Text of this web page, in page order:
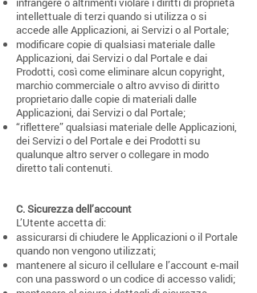
intellettuale di terzi quando si utilizza o si
accede alle Applicazioni, ai Servizi o al Portale;
modificare copie di qualsiasi materiale dalle
Applicazioni, dai Servizi o dal Portale e dai
Prodotti, così come eliminare alcun copyright,
marchio commerciale o altro avviso di diritto
proprietario dalle copie di materiali dalle
Applicazioni, dai Servizi o dal Portale;
“riflettere” qualsiasi materiale delle Applicazioni,
dei Servizi o del Portale e dei Prodotti su
qualunque altro server o collegare in modo
diretto tali contenuti.
C.Sicurezza dell’account
L’Utente accetta di:
assicurarsi di chiudere le Applicazioni o il Portale
quando non vengono utilizzati;
mantenere al sicuro il cellulare e l’account e-mail
con una password o un codice di accesso validi;